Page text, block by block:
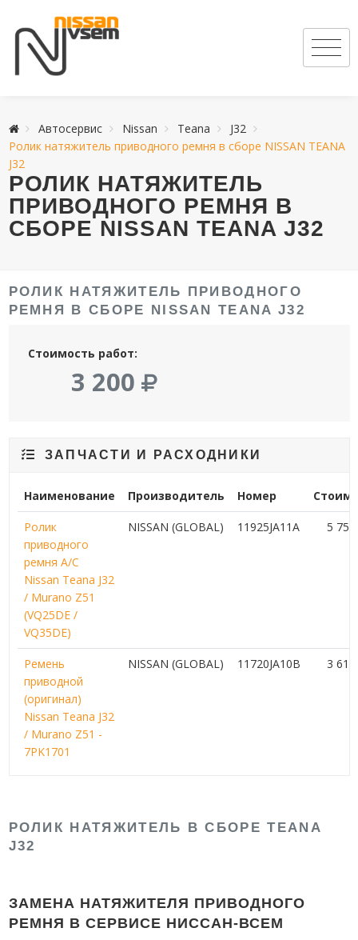
Автосервис Nissan Teana
J32
Ролик натяжитель приводного ремня в сборе NISSAN TEANA
J32
РОЛИК НАТЯЖИТЕЛЬ
ПРИВОДНОГО РЕМНЯ В
СБОРЕ NISSAN TEANA J32
РОЛИК НАТЯЖИТЕЛЬ ПРИВОДНОГО
РЕМНЯ В СБОРЕ NISSAN TEANA J32
Стоимость работ:
3 200
ЗАПЧАСТИ И РАСХОДНИКИ
Наименование Производитель Номер
Ролик
приводного
ремня A/C
Nissan Teana J32
/ Murano Z51
(VQ25DE /
VQ35DE)
NISSAN (GLOBAL) 11925JA11A 5 750
Ремень
приводной
(оригинал)
Nissan Teana J32
/ Murano Z51 -
7PK1701
NISSAN (GLOBAL) 11720JA10B 3 610
РОЛИК НАТЯЖИТЕЛЬ В СБОРЕ TEANA
J32
ЗАМЕНА НАТЯЖИТЕЛЯ ПРИВОДНОГО
РЕМНЯ В СЕРВИСЕ НИССАН-ВСЕМ